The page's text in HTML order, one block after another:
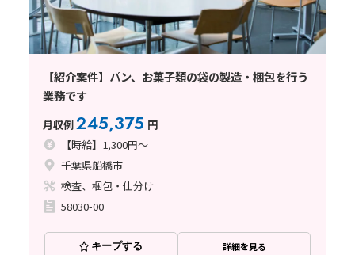
【紹介案件】パン、お菓子類の袋の製造・梱包を行う
業務です
月収例245,375 円
【時給】1,300円～
千葉県船橋市
検査、梱包・仕分け
58030-00
キープする 詳細を見る